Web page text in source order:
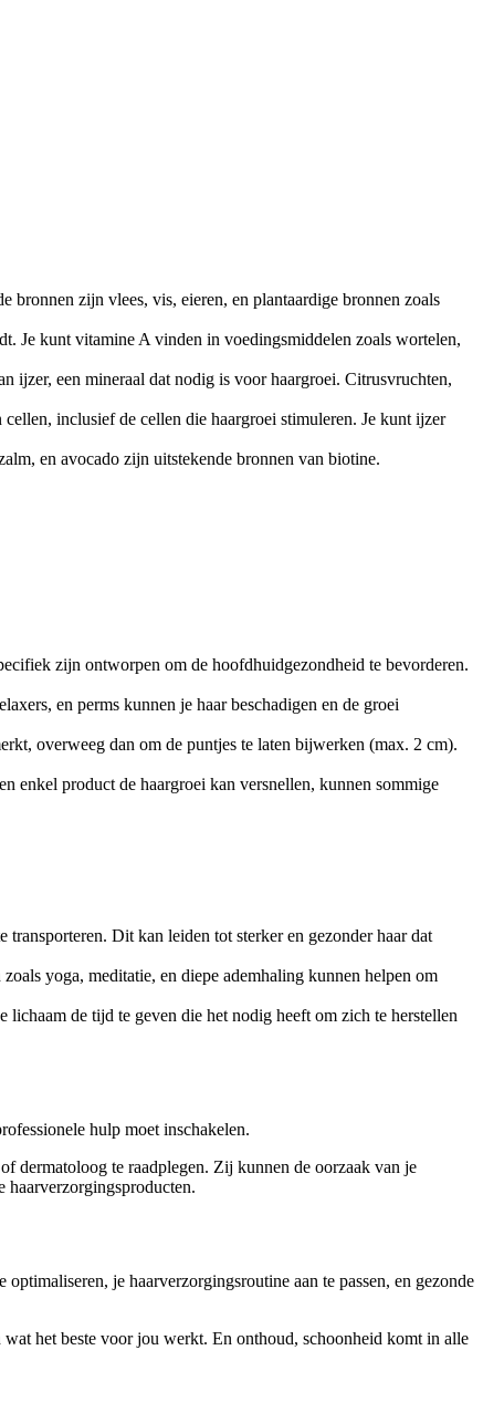
bronnen zijn vlees, vis, eieren, en plantaardige bronnen zoals
Je kunt vitamine A vinden in voedingsmiddelen zoals wortelen,
ijzer, een mineraal dat nodig is voor haargroei. Citrusvruchten,
inclusief de cellen die haargroei stimuleren. Je kunt ijzer
en avocado zijn uitstekende bronnen van biotine.
zijn ontworpen om de hoofdhuidgezondheid te bevorderen.
en perms kunnen je haar beschadigen en de groei
overweeg dan om de puntjes te laten bijwerken (max. 2 cm).
enkel product de haargroei kan versnellen, kunnen sommige
Dit kan leiden tot sterker en gezonder haar dat
yoga, meditatie, en diepe ademhaling kunnen helpen om
de tijd te geven die het nodig heeft om zich te herstellen
hulp moet inschakelen.
dermatoloog te raadplegen. Zij kunnen de oorzaak van je
haarverzorgingsproducten.
je haarverzorgingsroutine aan te passen, en gezonde
het beste voor jou werkt. En onthoud, schoonheid komt in alle